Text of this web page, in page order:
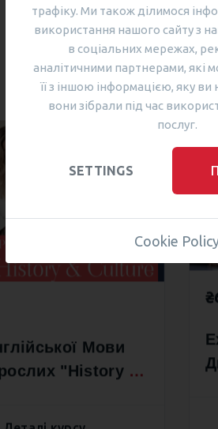
Мови
"History &
трафіку. Ми також ділимося
використання нашого сайту з
в соціальних мережах,
аналітичними партнерами, які
її з іншою інформацією, яку ви
вони зібрали під час
послуг.
SETTINGS
Cookie